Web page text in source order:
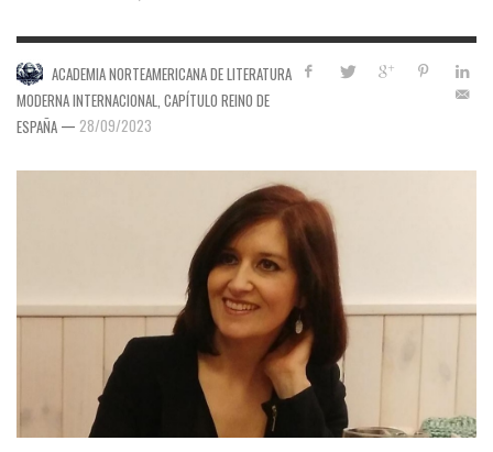
ACADEMIA NORTEAMERICANA DE LITERATURA
MODERNA INTERNACIONAL, CAPÍTULO REINO DE
ESPAÑA — 28/09/2023